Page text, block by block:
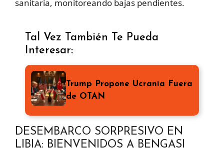
sanitaria, monitoreando bajas pendientes.
Tal Vez También Te Pueda
Interesar:
Trump Propone Ucrania Fuera
de OTAN
DESEMBARCO SORPRESIVO EN
LIBIA: BIENVENIDOS A BENGASI